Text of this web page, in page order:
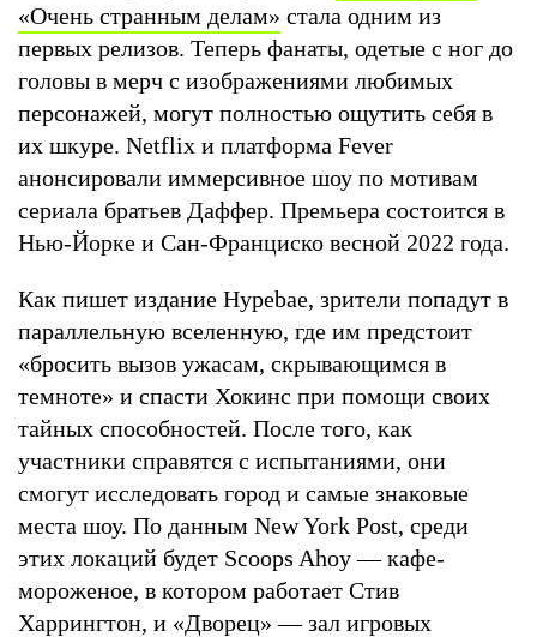
«Очень странным делам» стала одним из
первых релизов. Теперь фанаты, одетые с ног до
головы в мерч с изображениями любимых
персонажей, могут полностью ощутить себя в
их шкуре. Netflix и платформа Fever
анонсировали иммерсивное шоу по мотивам
сериала братьев Даффер. Премьера состоится в
Нью-Йорке и Сан-Франциско весной 2022 года.
Как пишет издание Hypebae, зрители попадут в
параллельную вселенную, где им предстоит
«бросить вызов ужасам, скрывающимся в
темноте» и спасти Хокинс при помощи своих
тайных способностей. После того, как
участники справятся с испытаниями, они
смогут исследовать город и самые знаковые
места шоу. По данным New York Post, среди
этих локаций будет Scoops Ahoy — кафе-
мороженое, в котором работает Стив
Харрингтон, и «Дворец» — зал игровых